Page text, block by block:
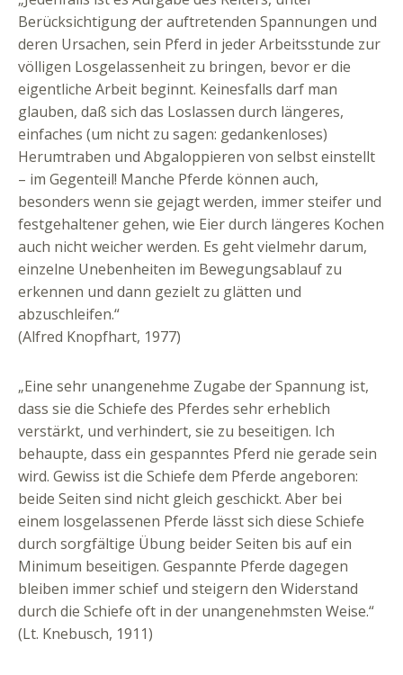
Berücksichtigung der auftretenden Spannungen und
deren Ursachen, sein Pferd in jeder Arbeitsstunde zur
völligen Losgelassenheit zu bringen, bevor er die
eigentliche Arbeit beginnt. Keinesfalls darf man
glauben, daß sich das Loslassen durch längeres,
einfaches (um nicht zu sagen: gedankenloses)
Herumtraben und Abgaloppieren von selbst einstellt
– im Gegenteil! Manche Pferde können auch,
besonders wenn sie gejagt werden, immer steifer und
festgehaltener gehen, wie Eier durch längeres Kochen
auch nicht weicher werden. Es geht vielmehr darum,
einzelne Unebenheiten im Bewegungsablauf zu
erkennen und dann gezielt zu glätten und
abzuschleifen.“
(Alfred Knopfhart, 1977)
„Eine sehr unangenehme Zugabe der Spannung ist,
dass sie die Schiefe des Pferdes sehr erheblich
verstärkt, und verhindert, sie zu beseitigen. Ich
behaupte, dass ein gespanntes Pferd nie gerade sein
wird. Gewiss ist die Schiefe dem Pferde angeboren:
beide Seiten sind nicht gleich geschickt. Aber bei
einem losgelassenen Pferde lässt sich diese Schiefe
durch sorgfältige Übung beider Seiten bis auf ein
Minimum beseitigen. Gespannte Pferde dagegen
bleiben immer schief und steigern den Widerstand
durch die Schiefe oft in der unangenehmsten Weise.“
(Lt. Knebusch, 1911)